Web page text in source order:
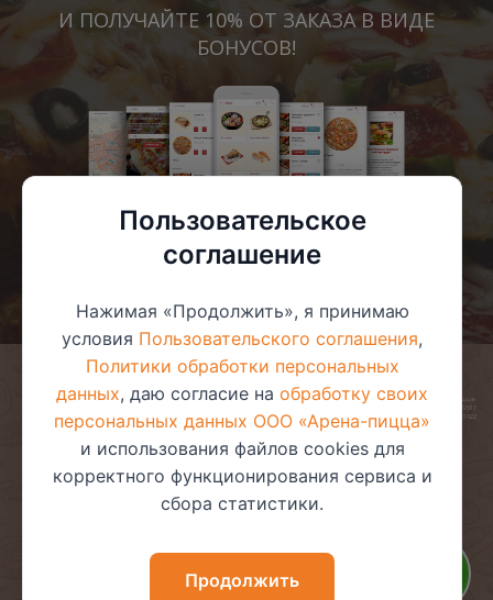
И ПОЛУЧАЙТЕ 10% ОТ ЗАКАЗА В ВИДЕ
БОНУСОВ!
© 2025 ООО «Арена-пицца»
УНП 391272611
Магазин зарегистрирован в торговом реестре 08.05.2017 №381622
Политика видеонаблюдения
Политика в отношении
обработки файлов cookie
Пользовательское
соглашение
Нажимая «Продолжить», я принимаю
условия Пользовательского соглашения,
Политики обработки персональных
данных, даю согласие на обработку своих
персональных данных ООО «Арена-пицца»
и использования файлов cookies для
корректного функционирования сервиса и
сбора статистики.
Продолжить